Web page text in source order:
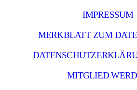
IMPRESSUM
MERKBLATT ZUM
MITGLIED